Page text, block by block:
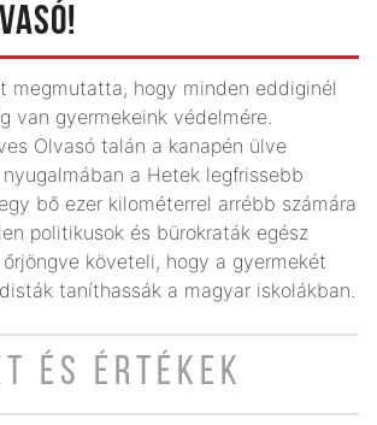
megmutatta, hogy minden eddiginél
van gyermekeink védelmére.
Olvasó talán a kanapén ülve
a Hetek legfrissebb
bő ezer kilométerrel arrébb számára
politikusok és bürokraták egész
követeli, hogy a gyermekét
taníthassák a magyar iskolákban.
ÉS ÉRTÉKEK